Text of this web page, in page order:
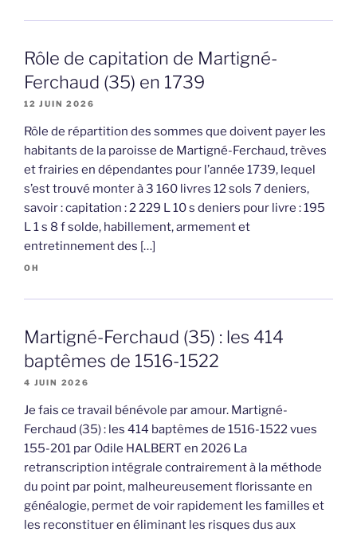
Rôle de capitation de Martigné-
Ferchaud (35) en 1739
12 JUIN 2026
Rôle de répartition des sommes que doivent payer les
habitants de la paroisse de Martigné-Ferchaud, trèves
et frairies en dépendantes pour l’année 1739, lequel
s’est trouvé monter à 3 160 livres 12 sols 7 deniers,
savoir : capitation : 2 229 L 10 s deniers pour livre : 195
L 1 s 8 f solde, habillement, armement et
entretinnement des […]
OH
Martigné-Ferchaud (35) : les 414
baptêmes de 1516-1522
4 JUIN 2026
Je fais ce travail bénévole par amour. Martigné-
Ferchaud (35) : les 414 baptêmes de 1516-1522 vues
155-201 par Odile HALBERT en 2026 La
retranscription intégrale contrairement à la méthode
du point par point, malheureusement florissante en
généalogie, permet de voir rapidement les familles et
les reconstituer en éliminant les risques dus aux